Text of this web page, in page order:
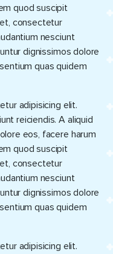
quod suscipit
consectetur
nesciunt
dignissimos dolore
quas quidem
adipisicing elit.
reiciendis. A aliquid
eos, facere harum
quod suscipit
consectetur
nesciunt
dignissimos dolore
quas quidem
adipisicing elit.